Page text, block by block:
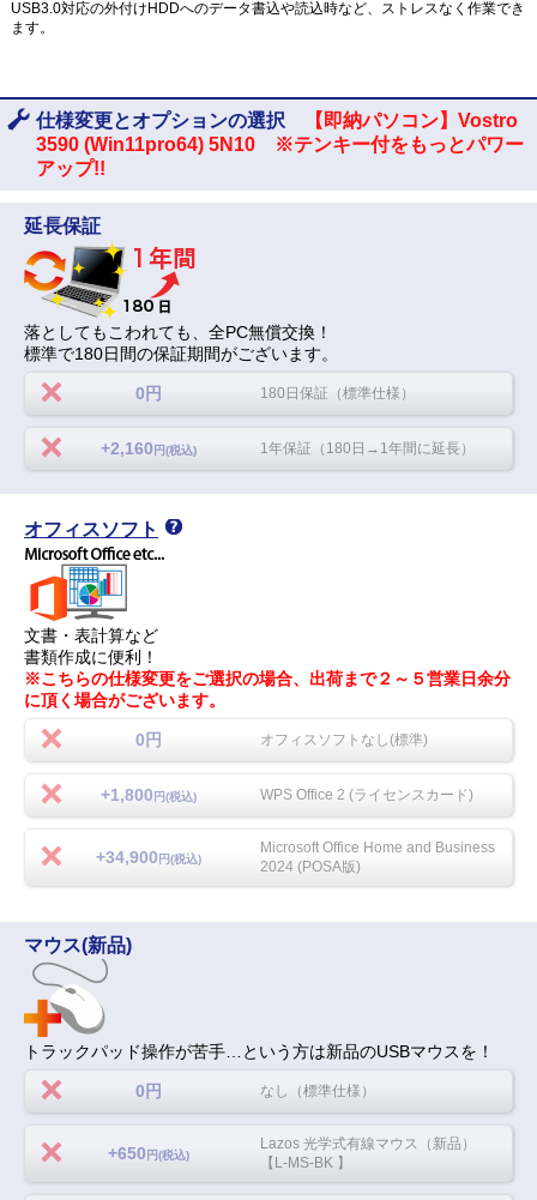
USB3.0対応の外付けHDDへのデータ書込や読込時など、ストレスなく作業でき
ます。
仕様変更とオプションの選択
【即納パソコン】Vostro
3590 (Win11pro64) 5N10 ※テンキー付をもっとパワー
アップ!!
延長保証
落としてもこわれても、全PC無償交換！
標準で180日間の保証期間がございます。
0円 180日保証（標準仕様）
+2,160 円(税込) 1年保証（180日→1年間に延長）
オフィスソフト
文書・表計算など
書類作成に便利！
※こちらの仕様変更をご選択の場合、出荷まで２～５営業日余分
に頂く場合がございます。
0円 オフィスソフトなし(標準)
+1,800 円(税込) WPS Office 2 (ライセンスカード)
+34,900 円(税込)
Microsoft Office Home and Business
2024 (POSA版)
マウス(新品)
トラックパッド操作が苦手…という方は新品のUSBマウスを！
0円 なし（標準仕様）
+650 円(税込)
Lazos 光学式有線マウス（新品）
【L-MS-BK 】